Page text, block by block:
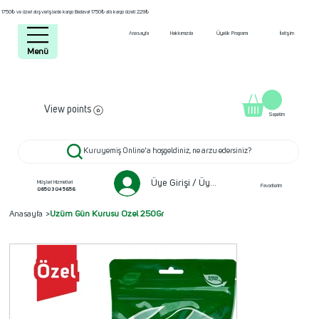
1750₺ ve üzeri alışverişlerde kargo Bedava! 1750₺ altı kargo ücreti 229₺
Anasayfa Hakkımızda Üyelik Programı İletişim
Kuruyemiş Online'a hoşgeldiniz, ne arzu edersiniz?
Müşteri Hizmetleri
0850 304 5656
Üye Girişi / Üye ol
View points
Favorilerim
Sepetim
Menü
Anasayfa >Üzüm Gün Kurusu Özel 250Gr